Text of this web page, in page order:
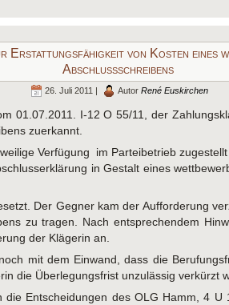
Erstattungsfähigkeit von Kosten eines
Abschlussschreibens
26. Juli 2011 | Autor René Euskirchen
01.07.2011. I-12 O 55/11, der
zuerkannt.
Verfügung im Parteibetrieb
in Gestalt eines
Der Gegner kam der Aufforderung
zu tragen. Nach entsprechendem
der Klägerin an.
mit dem Einwand, dass die
die Überlegungsfrist unzulässig verkürzt
die Entscheidungen des OLG Hamm, 4